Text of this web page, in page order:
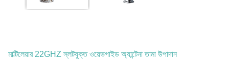
মাল্টিলেয়ার 22GHZ স্লটযুক্ত ওয়েভগাইড অ্যান্টেনা তামা উপাদান